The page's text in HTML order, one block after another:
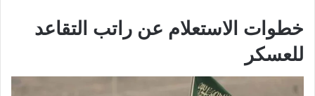
خطوات الاستعلام عن راتب التقاعد
للعسكر